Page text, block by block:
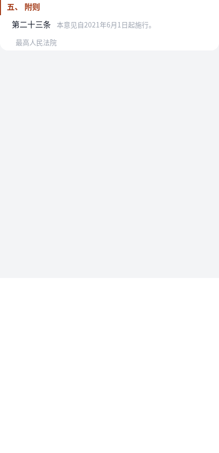
五、 附则
第二十三条
本意见自2021年6月1日起施行。
最高人民法院